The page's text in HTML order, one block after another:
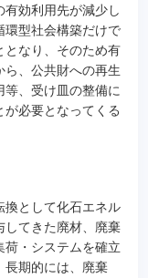
効利用先が減少し
環型社会構築だけで
となり、そのため有
、公共財への再生
、受け皿の整備に
必要となってくる
として化石エネル
してきた廃材、廃棄
・システムを確立
長期的には、廃棄